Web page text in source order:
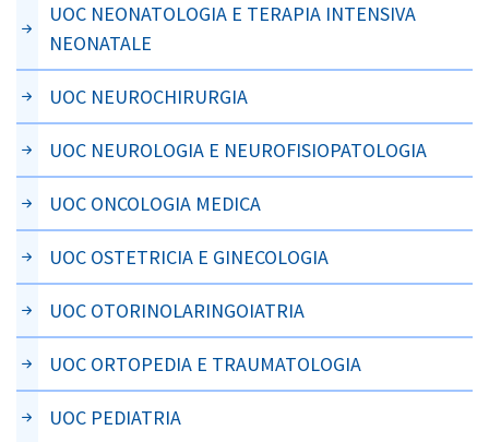
UOC NEONATOLOGIA E TERAPIA INTENSIVA
NEONATALE
UOC NEUROCHIRURGIA
UOC NEUROLOGIA E NEUROFISIOPATOLOGIA
UOC ONCOLOGIA MEDICA
UOC OSTETRICIA E GINECOLOGIA
UOC OTORINOLARINGOIATRIA
UOC ORTOPEDIA E TRAUMATOLOGIA
UOC PEDIATRIA